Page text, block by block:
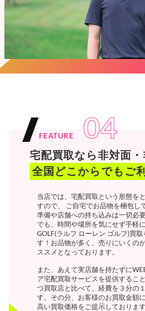
FEATURE 04
宅配買取なら非対面
全国どこからでもご
当店では、宅配買取という形態を
すので、 ご自宅でお品物を梱包し
準備や店舗への持ち込みは一切必
でも、時間や場所を気にせず手軽
GOLF(ラルフ ローレン ゴルフ)買
す！お品物が多く、売りにいくの
ススメとなっております。
また、あえて実店舗を持たずに
ア宅配買取サービスを提供するこ
つ買取店と比べて、経費を３分の
す。その分、お客様のお買取金額
高い買取価格をご提示しております